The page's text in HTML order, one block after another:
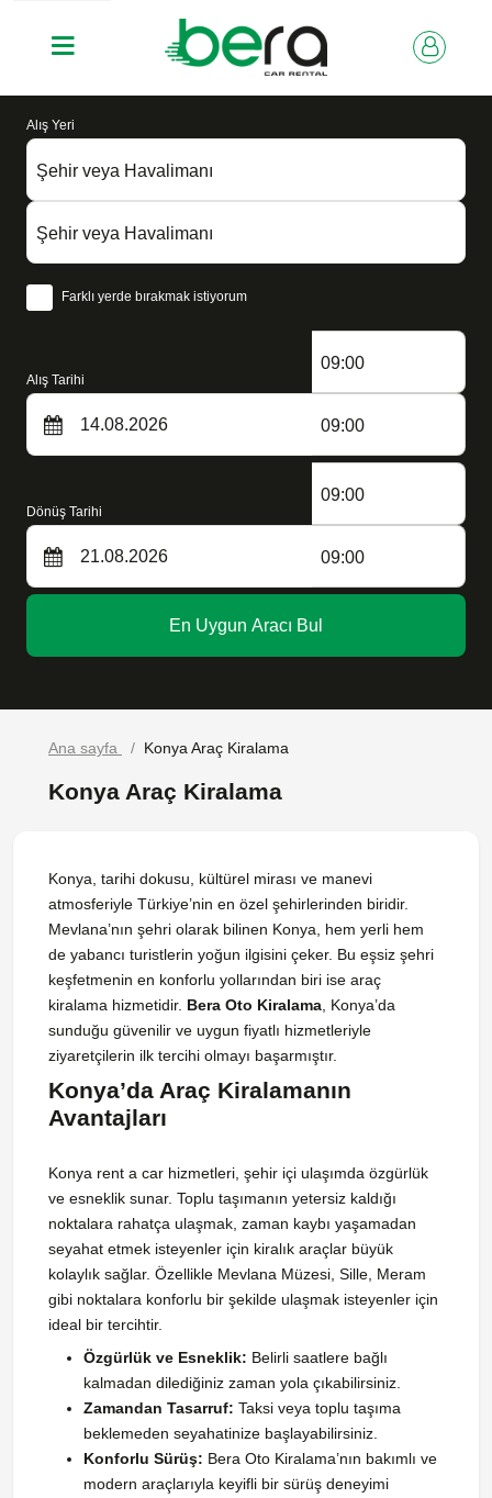
Alış Yeri
Şehir veya Havalimanı
Şehir veya Havalimanı
Farklı yerde bırakmak istiyorum
Alış Tarihi
09:00
09:00
Dönüş Tarihi
09:00
09:00
En Uygun Aracı Bul
Ana sayfa Konya Araç Kiralama
Konya Araç Kiralama
Konya, tarihi dokusu, kültürel mirası ve manevi
atmosferiyle Türkiye’nin en özel şehirlerinden biridir.
Mevlana’nın şehri olarak bilinen Konya, hem yerli hem
de yabancı turistlerin yoğun ilgisini çeker. Bu eşsiz şehri
keşfetmenin en konforlu yollarından biri ise araç
kiralama hizmetidir. Bera Oto Kiralama, Konya’da
sunduğu güvenilir ve uygun fiyatlı hizmetleriyle
ziyaretçilerin ilk tercihi olmayı başarmıştır.
Konya’da Araç Kiralamanın
Avantajları
Konya rent a car hizmetleri, şehir içi ulaşımda özgürlük
ve esneklik sunar. Toplu taşımanın yetersiz kaldığı
noktalara rahatça ulaşmak, zaman kaybı yaşamadan
seyahat etmek isteyenler için kiralık araçlar büyük
kolaylık sağlar. Özellikle Mevlana Müzesi, Sille, Meram
gibi noktalara konforlu bir şekilde ulaşmak isteyenler için
ideal bir tercihtir.
Özgürlük ve Esneklik: Belirli saatlere bağlı
kalmadan dilediğiniz zaman yola çıkabilirsiniz.
Zamandan Tasarruf: Taksi veya toplu taşıma
beklemeden seyahatinize başlayabilirsiniz.
Konforlu Sürüş: Bera Oto Kiralama’nın bakımlı ve
modern araçlarıyla keyifli bir sürüş deneyimi